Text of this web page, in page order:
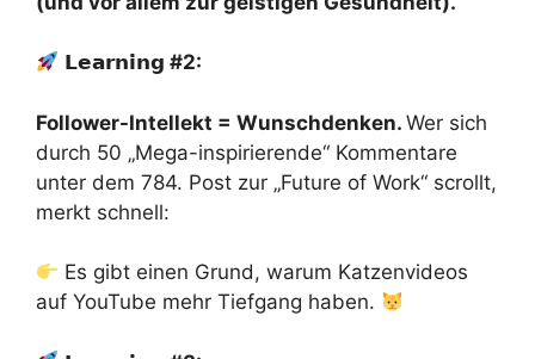
𝗟𝗲𝗮𝗿𝗻𝗶𝗻𝗴 #2:
Follower-Intellekt = Wunschdenken. Wer sich
durch 50 „Mega-inspirierende“ Kommentare
unter dem 784. Post zur „Future of Work“ scrollt,
merkt schnell:
Es gibt einen Grund, warum Katzenvideos
auf YouTube mehr Tiefgang haben.